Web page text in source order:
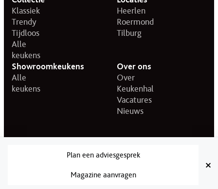
Plan een adviesgesprek
Magazine aanvragen
Klassiek
Trendy
Tijdloos
Alle
keukens
Heerlen
Roermond
Tilburg
Showroomkeukens
Alle
keukens
Over ons
Over
Keukenhal
Vacatures
Nieuws
Privacy statementDisclaimer